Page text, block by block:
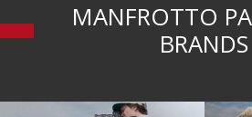
MANFROTTO
BRANDS